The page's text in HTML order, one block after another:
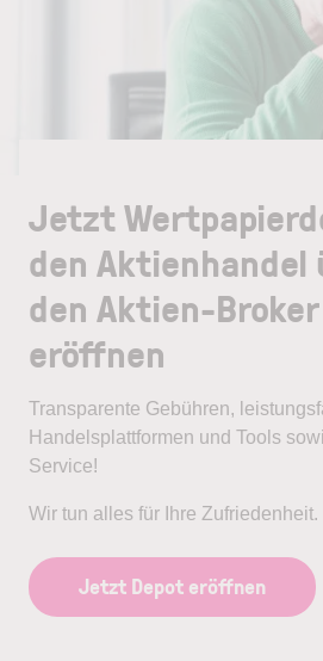
Jetzt
den Aktienhandel
den Aktien-Broker
eröffnen
Transparente Gebühren,
Handelsplattformen und Tools
Service!
Wir tun alles für Ihre Zufriedenheit.
Jetzt Depot eröffnen